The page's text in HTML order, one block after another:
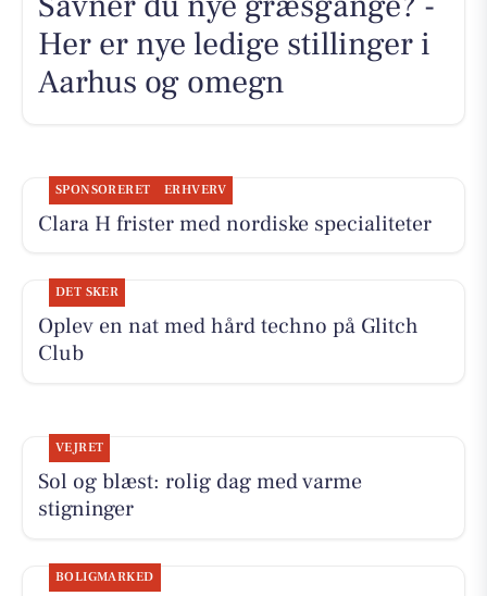
Her er nye ledige stillinger i
Aarhus og omegn
SPONSORERET ERHVERV
Clara H frister med nordiske specialiteter
DET SKER
Oplev en nat med hård techno på Glitch
Club
VEJRET
Sol og blæst: rolig dag med varme
stigninger
BOLIGMARKED